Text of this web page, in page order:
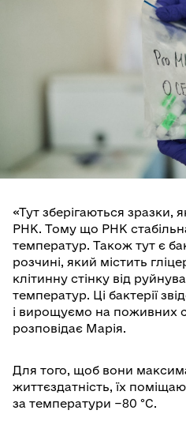
«Тут зберігаються зразки,
РНК. Тому що РНК
температур. Також тут є
розчині, який містить
клітинну стінку від
температур. Ці бактерії
і вирощуємо на поживних
розповідає Марія.
Для того, щоб вони
життєздатність, їх
за температури −80 °C.